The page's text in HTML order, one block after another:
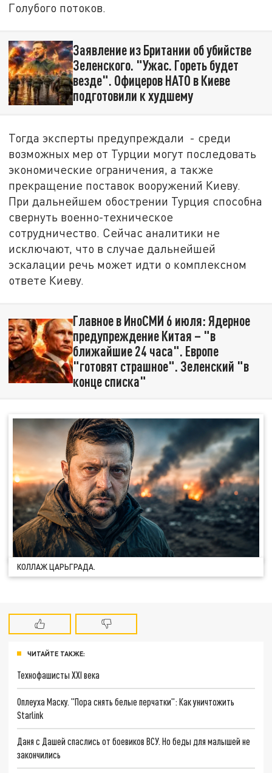
Голубого потоков.
Заявление из Британии об убийстве
Зеленского. "Ужас. Гореть будет
везде". Офицеров НАТО в Киеве
подготовили к худшему
Тогда эксперты предупреждали - среди
возможных мер от Турции могут последовать
экономические ограничения, а также
прекращение поставок вооружений Киеву.
При дальнейшем обострении Турция способна
свернуть военно-техническое
сотрудничество. Сейчас аналитики не
исключают, что в случае дальнейшей
эскалации речь может идти о комплексном
ответе Киеву.
Главное в ИноСМИ 6 июля: Ядерное
предупреждение Китая – "в
ближайшие 24 часа". Европе
"готовят страшное". Зеленский "в
конце списка"
КОЛЛАЖ ЦАРЬГРАДА.
ЧИТАЙТЕ ТАКЖЕ:
Технофашисты XXI века
Оплеуха Маску. "Пора снять белые перчатки": Как уничтожить
Starlink
Даня с Дашей спаслись от боевиков ВСУ. Но беды для малышей не
закончились